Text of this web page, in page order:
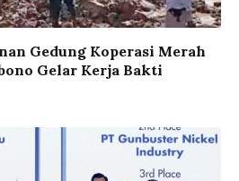
Gedung Koperasi Merah
Gelar Kerja Bakti